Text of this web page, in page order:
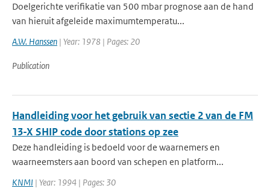
Doelgerichte verifikatie van 500 mbar prognose aan de hand
van hieruit afgeleide maximumtemperatu...
A.W. Hanssen | Year: 1978 | Pages: 20
Publication
Handleiding voor het gebruik van sectie 2 van de FM
13-X SHIP code door stations op zee
Deze handleiding is bedoeld voor de waarnemers en
waarneemsters aan boord van schepen en platform...
KNMI | Year: 1994 | Pages: 30